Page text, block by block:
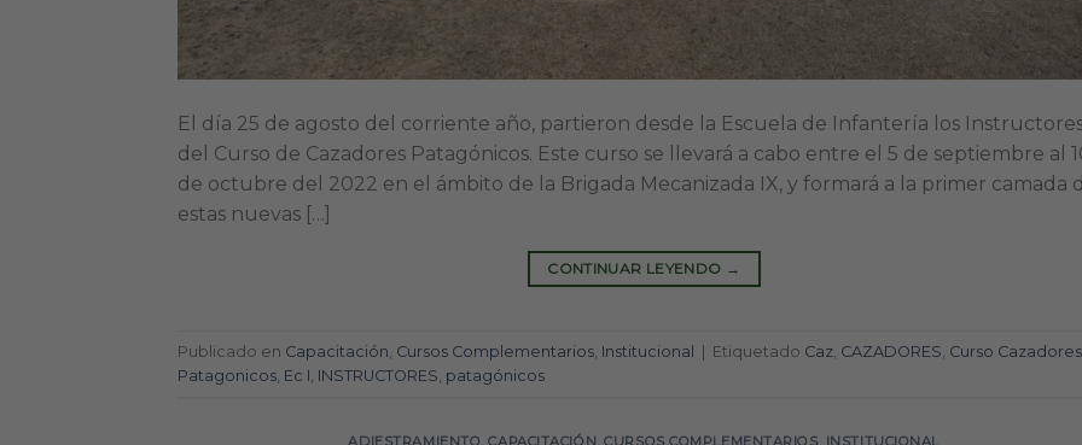
El día 25 de agosto del corriente año, partieron desde la Escuela de Infantería los
del Curso de Cazadores Patagónicos. Este curso se llevará a cabo entre el 5 de septiembre al
de octubre del 2022 en el ámbito de la Brigada Mecanizada IX, y formará a la primer camada
estas nuevas […]
CONTINUAR LEYENDO →
Publicado en Capacitación Cursos Complementarios Institucional Etiquetado Caz CAZADORES Curso Cazadores
Patagonicos Ec I INSTRUCTORES patagónicos